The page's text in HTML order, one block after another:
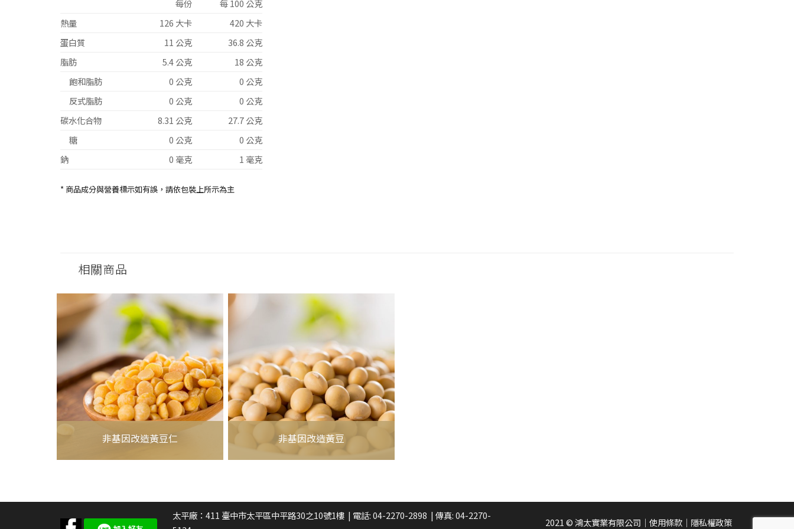
每份
每 100 公克
熱量
126 大卡
420 大卡
蛋白質
11 公克
36.8 公克
脂肪
5.4 公克
18 公克
飽和脂肪
0 公克
0 公克
反式脂肪
0 公克
0 公克
碳水化合物
8.31 公克
27.7 公克
糖
0 公克
0 公克
鈉
0 毫克 1 毫克
* 商品成分與營養標示如有誤，請依包裝上所示為主
相關商品
非基因改造黃豆仁 非基因改造黃豆
太平廠：411 臺中市太平區中平路30之10號1樓 | 電話:04-2270-2898 | 傳真: 04-2270-
2021 © 鴻太實業有限公司 ｜ 使用條款｜ 隱私權政策